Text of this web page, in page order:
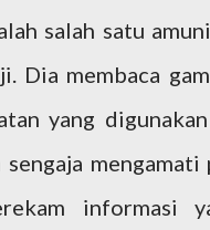
salah satu
Dia membaca
yang
sengaja
informasi